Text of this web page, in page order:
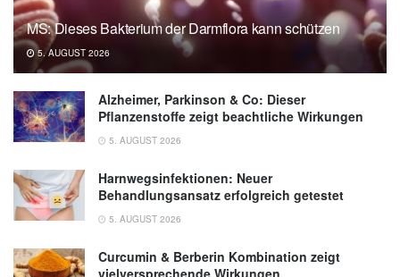
Chiuan Chen, Ka He: Erythrocyte omega-3
index, ambient fine particle exposure, and
brain aging; in: Neurology, (veröffentlicht:
15.07.2020),Neurology
Bundeszentrum für Ernährung: Omega-3-
Fettsäuren gegen Feinstaub, (Abruf:
MS: Dieses Bakterium der Darmflora kann schützen
5. AUGUST 2026
Alzheimer, Parkinson & Co: Dieser
Pflanzenstoffe zeigt beachtliche Wirkungen
5. AUGUST 2026
Harnwegsinfektionen: Neuer
Behandlungsansatz erfolgreich getestet
5. AUGUST 2026
Curcumin & Berberin Kombination zeigt
vielversprechende Wirkungen